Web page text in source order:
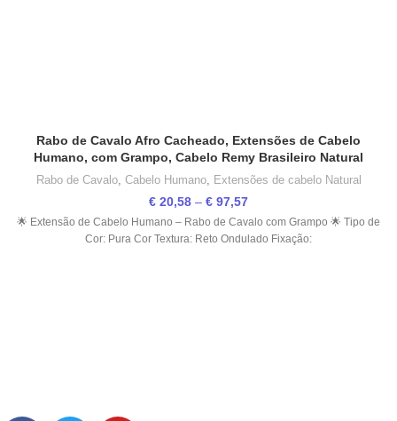
Rabo de Cavalo Afro Cacheado, Extensões de Cabelo
Humano, com Grampo, Cabelo Remy Brasileiro Natural
Rabo de Cavalo, Cabelo Humano, Extensões de cabelo Natural
€ 20,58 – € 97,57
🌟 Extensão de Cabelo Humano – Rabo de Cavalo com Grampo 🌟 Tipo de
Cor: Pura Cor Textura: Reto Ondulado Fixação: